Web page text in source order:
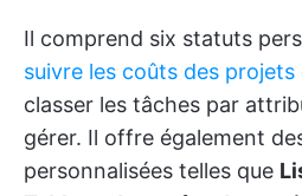
Il comprend six statuts
suivre les coûts des projets
classer les tâches par
gérer. Il offre également
personnalisées telles que